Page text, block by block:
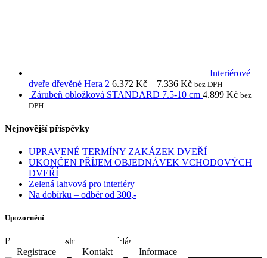
Interiérové
dveře dřevěné Hera 2 6.372 Kč – 7.336 Kč bez DPH
Zárubeň obložková STANDARD 7.5-10 cm 4.899 Kč bez
DPH
Nejnovější příspěvky
UPRAVENÉ TERMÍNY ZAKÁZEK DVEŘÍ
UKONČEN PŘÍJEM OBJEDNÁVEK VCHODOVÝCH
DVEŘÍ
Zelená lahvová pro interiéry
Na dobírku – odběr od 300,-
Upozornění
Registrace do e-shopu na požádání e-mailem
Registrace
Kontakt Informace